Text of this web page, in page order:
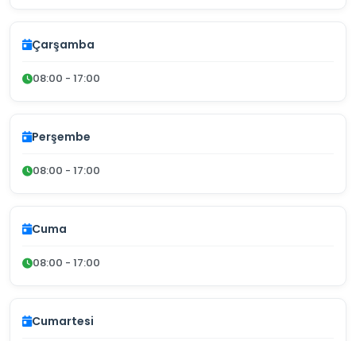
Çarşamba
08:00 - 17:00
Perşembe
08:00 - 17:00
Cuma
08:00 - 17:00
Cumartesi